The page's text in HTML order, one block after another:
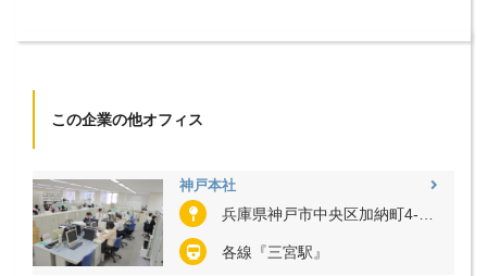
この企業の他オフィス
神戸本社
兵庫県神戸市中央区加納町4-4-17 ニッセイ三宮ビル6階
各線『三宮駅』